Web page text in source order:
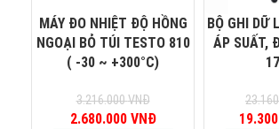
MÁY ĐO NHIỆT ĐỘ HỒNG
NGOẠI BỎ TÚI TESTO 810
( -30 ~ +300°C)
3.216.000VNĐ
Giá gốc là:
2.680.000 VNĐ
BỘ GHI DỮ
ÁP SUẤT,
KINH DOANH 4: 0823